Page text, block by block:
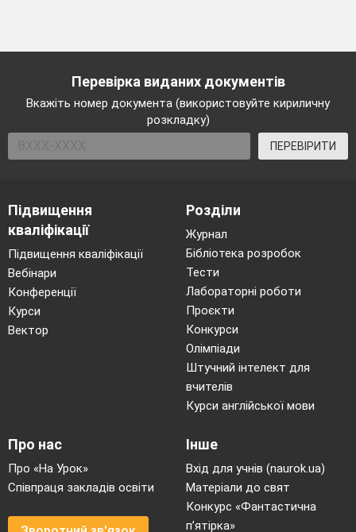
Перевірка виданих документів
Вкажіть номер документа (використовуйте кириличну
розкладку)
ПЕРЕВІРИТИ
Підвищення
кваліфікації
Підвищення кваліфікації
Вебінари
Конференції
Курси
Вектор
Розділи
Журнал
Бібліотека розробок
Тести
Лабораторні роботи
Проєкти
Конкурси
Олімпіади
Штучний інтелект для
вчителів
Курси англійської мови
Про нас
Про «На Урок»
Співпраця закладів освіти
Інше
Вхід для учнів (naurok.ua)
Матеріали до свят
Конкурс «Фантастична
п’ятірка»